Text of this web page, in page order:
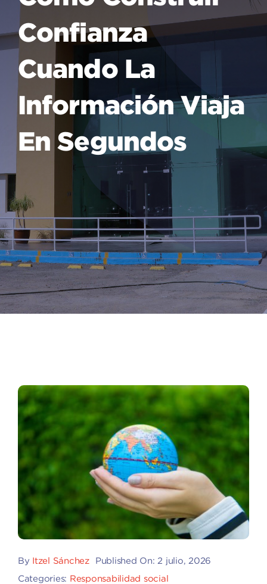
Confianza
Cuando La
Información Viaja
En Segundos
By Itzel Sánchez
Published On: 2 julio, 2026
Categories: Responsabilidad social